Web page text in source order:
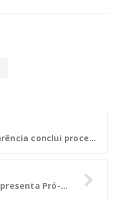
Ministério da Transparência conclui processo e declara Alumini Engenharia inidônea
Ministro da Transparência apresenta Pró-Ética 2017 para empresários de todo país